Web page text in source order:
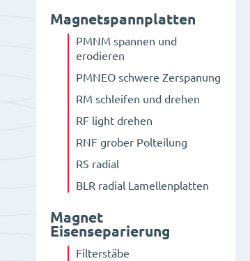
Magnetspannplatten
PMNM spannen und
erodieren
PMNEO schwere Zerspanung
RM schleifen und drehen
RF light drehen
RNF grober Polteilung
RS radial
BLR radial Lamellenplatten
Magnet
Eisenseparierung
Filterstäbe